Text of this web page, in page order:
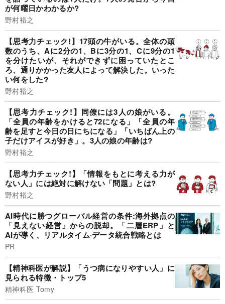
が何曜日かわかるか?
野村裕之
【思考力チェック!】17頭の牛がいる。全体の頭
数のうち、Aに2分の1、Bに3分の1、Cに9分の1
を分けたいが、それができずに困っていたとこ
ろ、通りかかった友人によって解決した。いった
い何をした?
野村裕之
【思考力チェック!】同僚には3人の娘がいる。
「全員の年齢をかけると72になる」「全員の年
齢を足すと今日の日にちになる」「いちばん上の
子だけアイスが好き」。3人の娘の年齢は?
野村裕之
【思考力チェック!】「情報をもとに考える力が
ない人」には絶対に解けない「問題」とは?
野村裕之
AI時代に勝つグローバル経営の条件:海外拠点の
「見えない経営」からの脱却。「二層ERP」と
AIが導く、リアルタイム·データ統合戦略とは
PR
【精神科医が解説】「うつ病になりやすい人」に
見られる特徴・トップ5
精神科医 Tomy